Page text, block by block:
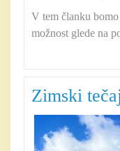
V tem članku
možnost glede na
Zimski